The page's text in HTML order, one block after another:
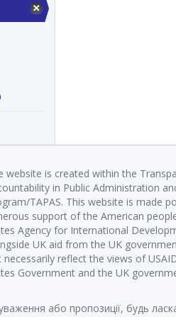
website is created within the
in Public Administration
TAPAS. This website is made
support of the American
Agency for International
UK aid from the UK
necessarily reflect the views of
Government and the UK
або пропозиції, будь